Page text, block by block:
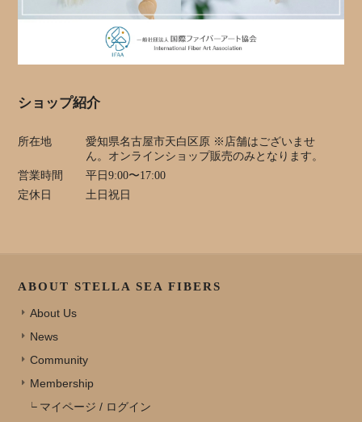
ショップ紹介
所在地
愛知県名古屋市天白区原 ※店舗はございませ
ん。オンラインショップ販売のみとなります。
営業時間
平日9:00〜17:00
定休日
土日祝日
ABOUT STELLA SEA FIBERS
About Us
News
Community
Membership
マイページ / ログイン